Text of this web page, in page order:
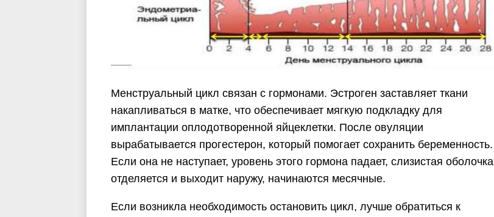
Менструальный цикл связан с гормонами. Эстроген заставляет ткани
накапливаться в матке, что обеспечивает мягкую подкладку для
имплантации оплодотворенной яйцеклетки. После овуляции
вырабатывается прогестерон, который помогает сохранить беременность.
Если она не наступает, уровень этого гормона падает, слизистая оболочка
отделяется и выходит наружу, начинаются месячные.
Если возникла необходимость остановить цикл, лучше обратиться к